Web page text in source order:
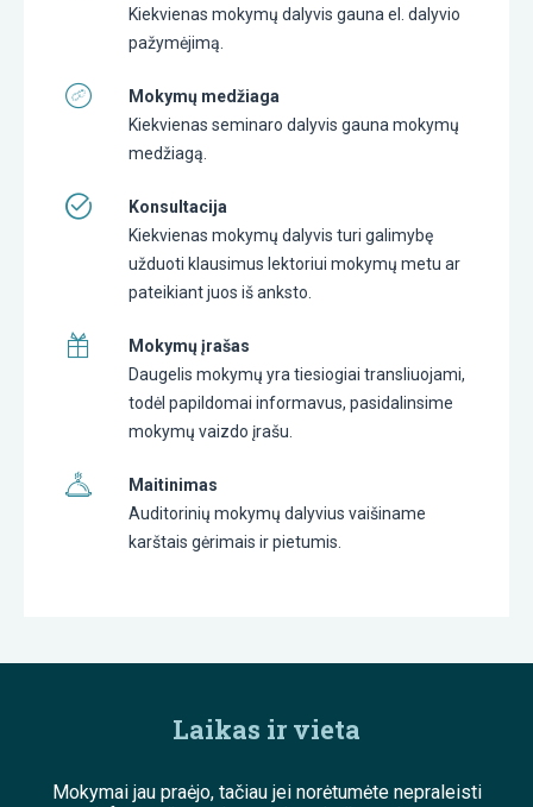
Kiekvienas mokymų dalyvis gauna el. dalyvio
pažymėjimą.
Mokymų medžiaga
Kiekvienas seminaro dalyvis gauna mokymų
medžiagą.
Konsultacija
Kiekvienas mokymų dalyvis turi galimybę
užduoti klausimus lektoriui mokymų metu ar
pateikiant juos iš anksto.
Mokymų įrašas
Daugelis mokymų yra tiesiogiai transliuojami,
todėl papildomai informavus, pasidalinsime
mokymų vaizdo įrašu.
Maitinimas
Auditorinių mokymų dalyvius vaišiname
karštais gėrimais ir pietumis.
Laikas ir vieta
Mokymai jau praėjo, tačiau jei norėtumėte nepraleisti